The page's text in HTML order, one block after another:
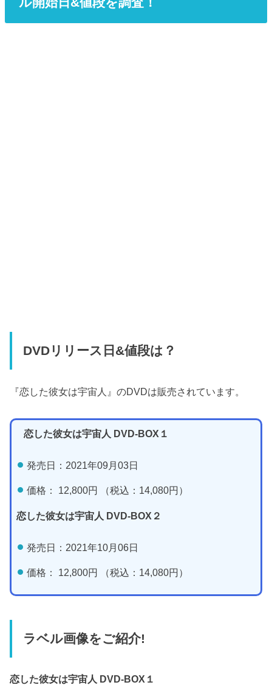
DVDリリース日&値段は？
『恋した彼女は宇宙人』のDVDは販売されています。
恋した彼女は宇宙人 DVD-BOX１
発売日：2021年09月03日
価格： 12,800円 （税込：14,080円）
恋した彼女は宇宙人 DVD-BOX２
発売日：2021年10月06日
価格： 12,800円 （税込：14,080円）
ラベル画像をご紹介!
恋した彼女は宇宙人 DVD-BOX１